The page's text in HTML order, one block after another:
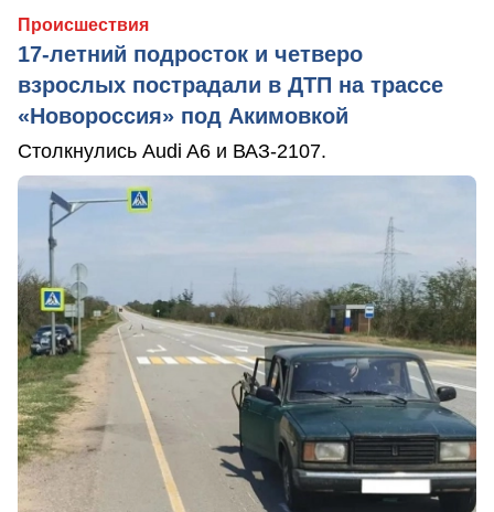
Происшествия
17-летний подросток и четверо
взрослых пострадали в ДТП на трассе
«Новороссия» под Акимовкой
Столкнулись Audi A6 и ВАЗ-2107.